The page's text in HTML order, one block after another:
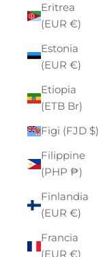
Eritrea
(EUR €)
Estonia
(EUR €)
Etiopia
(ETB Br)
Figi (FJD $)
Filippine
(PHP ₱)
Finlandia
(EUR €)
Francia
(EUR €)